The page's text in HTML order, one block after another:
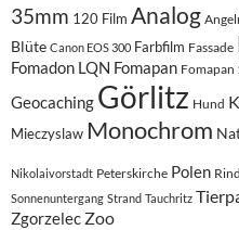
35mm 120 Film Analog
Blüte Canon EOS 300 Farbfilm Fassade
Fomadon LQN Fomapan Fomapan
Geocaching Görlitz Hund
Mieczyslaw Monochrom
Nikolaivorstadt Peterskirche Polen Rind
Sonnenuntergang Strand Tauchritz
Zgorzelec Zoo